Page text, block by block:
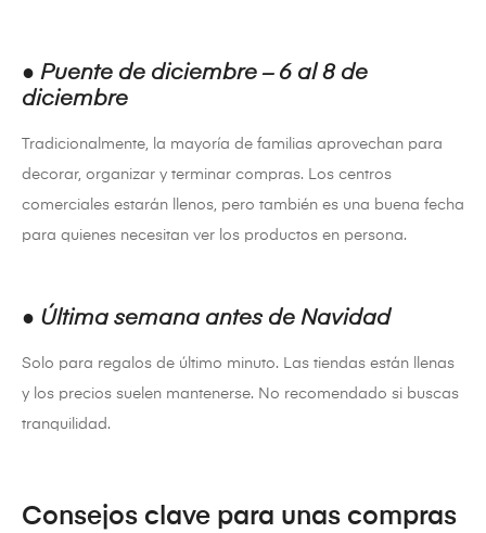
● Puente de diciembre – 6 al 8 de
diciembre
Tradicionalmente, la mayoría de familias aprovechan para
decorar, organizar y terminar compras. Los centros
comerciales estarán llenos, pero también es una buena fecha
para quienes necesitan ver los productos en persona.
● Última semana antes de Navidad
Solo para regalos de último minuto. Las tiendas están llenas
y los precios suelen mantenerse. No recomendado si buscas
tranquilidad.
Consejos clave para unas compras